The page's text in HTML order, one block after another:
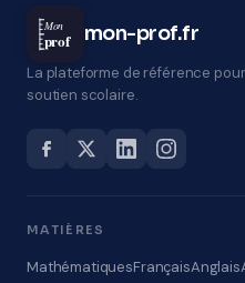
Mon
prof mon-prof.fr
La plateforme de référence
soutien scolaire.
MATIÈRES
MathématiquesFrançaisAnglais